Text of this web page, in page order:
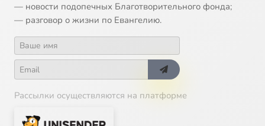
— новости подопечных Благотворительного фонда;
— разговор о жизни по Евангелию.
Рассылки осуществляются на платформе